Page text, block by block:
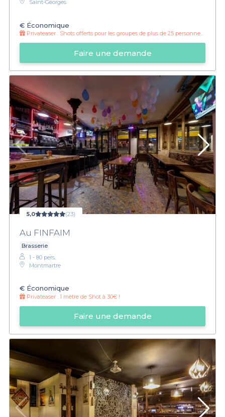
Saint-Georges
€ Économique
Privateaser : Shots offerts pour les groupes de plus de 25 personnes !
Faire une demande
5,0 (23)
Au FINFAIM
Brasserie
1 - 80 pers.
Montmartre
€ Économique
Privateaser : 1 mètre de Shot à 30€ !
Faire une demande